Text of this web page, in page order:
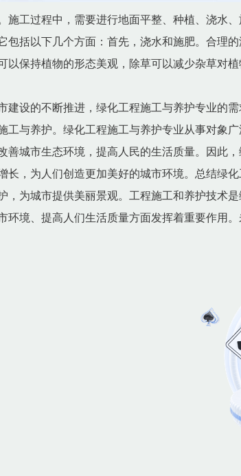
施工过程中，需要进行地面平整、种植、浇水
包括以下几个方面：首先，浇水和施肥。合理
以保持植物的形态美观，除草可以减少杂草对
建设的不断推进，绿化工程施工与养护专业的
工与养护。绿化工程施工与养护专业从事对象
善城市生态环境，提高人民的生活质量。因此
长，为人们创造更加美好的城市环境。总结绿
，为城市提供美丽景观。工程施工和养护技术
环境、提高人们生活质量方面发挥着重要作用